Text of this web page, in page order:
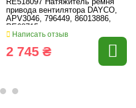
привода вентилятора DAYCO,
APV3046, 796449, 86013886,
RE68715
Написать отзыв
2 745 ₴